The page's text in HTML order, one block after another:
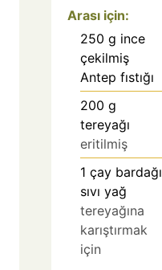
Arası için:
250 g ince
çekilmiş
Antep fıstığı
200 g
tereyağı
eritilmiş
1 çay bardağı
sıvı yağ
tereyağına
karıştırmak
için